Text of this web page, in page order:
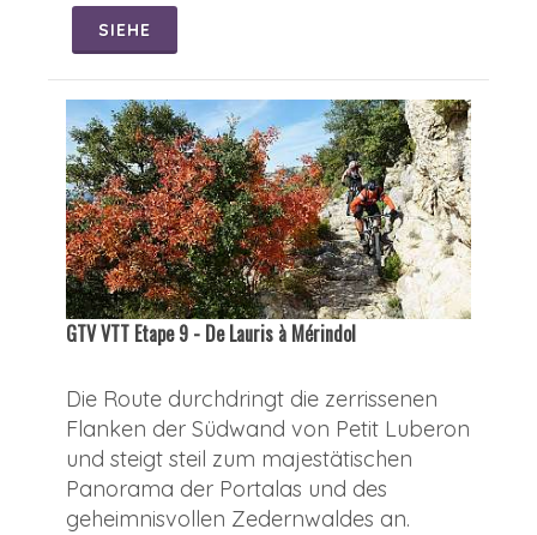
SIEHE
GTV VTT Etape 9 - De Lauris à Mérindol
Die Route durchdringt die zerrissenen
Flanken der Südwand von Petit Luberon
und steigt steil zum majestätischen
Panorama der Portalas und des
geheimnisvollen Zedernwaldes an.